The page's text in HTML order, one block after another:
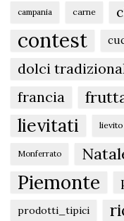
campania carne
contest
dolci
francia
lievitati
Monferrato
Piemonte
prodotti_tipici